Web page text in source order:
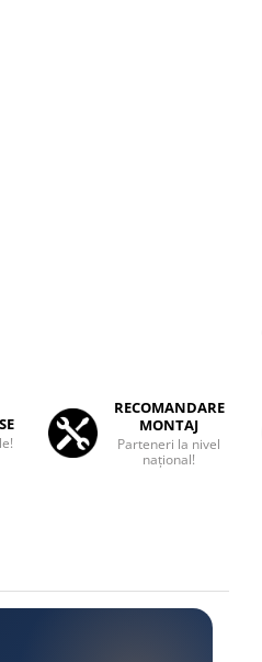
RECOMANDARE
MONTAJ
Parteneri la nivel
național!